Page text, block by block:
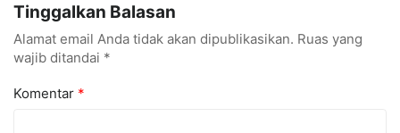
Tinggalkan Balasan
Alamat email Anda tidak akan dipublikasikan. Ruas yang
wajib ditandai *
Komentar *